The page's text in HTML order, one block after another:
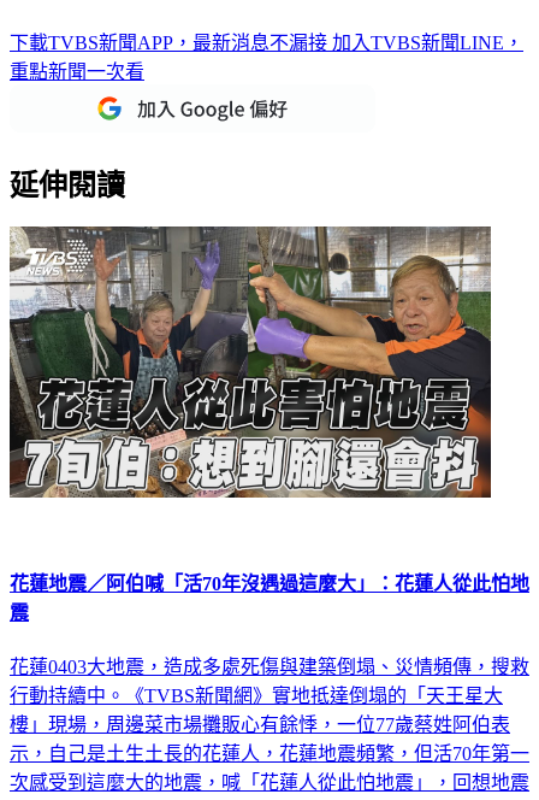
下載TVBS新聞APP，最新消息不漏接 加入TVBS新聞LINE，
重點新聞一次看
延伸閱讀
花蓮地震／阿伯喊「活70年沒遇過這麼大」：花蓮人從此怕地
震
花蓮0403大地震，造成多處死傷與建築倒塌、災情頻傳，搜救
行動持續中。《TVBS新聞網》實地抵達倒塌的「天王星大
樓」現場，周邊菜市場攤販心有餘悸，一位77歲蔡姓阿伯表
示，自己是土生土長的花蓮人，花蓮地震頻繁，但活70年第一
次感受到這麼大的地震，喊「花蓮人從此怕地震」，回想地震